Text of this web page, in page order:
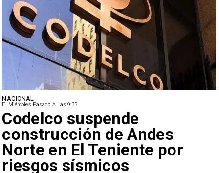
NACIONAL
El Miércoles Pasado A Las 9:35
Lluvias históricas en Chile:
ciudades alcanzan máximos
nunca vistos